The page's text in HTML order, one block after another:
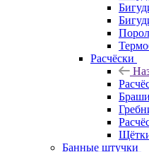
Расчёски
Банные штучки